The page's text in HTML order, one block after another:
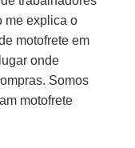
me explica o
motofrete em
onde
Somos
motofrete